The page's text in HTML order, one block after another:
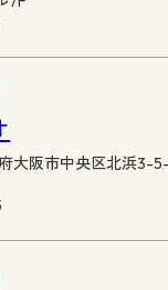
大阪市中央区北浜3-